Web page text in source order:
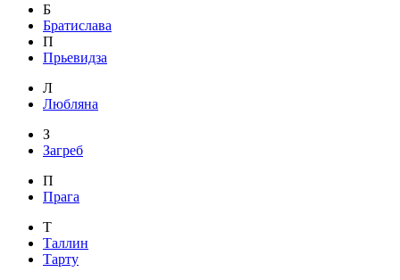
Б
Братислава
П
Прьевидза
Л
Любляна
З
Загреб
П
Прага
Т
Таллин
Тарту